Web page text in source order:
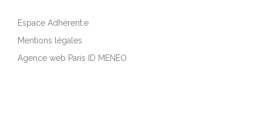
Espace Adhérent.e
Mentions légales
Agence web Paris ID MENEO